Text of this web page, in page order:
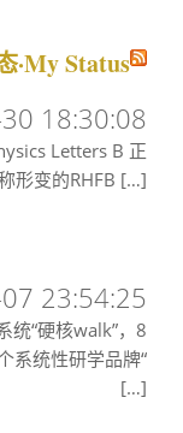
·My Status
18:30:08
Letters B 正
形变的RHFB […]
23:54:25
统“硬核walk”，8
系统性研学品牌“
[…]